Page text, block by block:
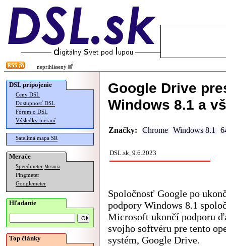
neprihlásený
DSL pripojenie
Ceny DSL
Dostupnosť DSL
Fórum o DSL
Výsledky meraní
Satelitná mapa SR
Merače
Speedmeter Merania
Pingmeter
Googlemeter
Hľadanie
Top články
Google Drive
Windows 8.1 a
Značky: Chrome Windows 8.1
DSL.sk, 9.6.2023
Spoločnosť Google po
podpory Windows 8.1
Microsoft ukončí podporu
svojho softvéru pre tento
systém, Google Drive.